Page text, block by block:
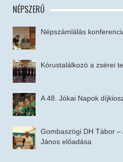
NÉPSZERŰ
Népszámlálás
Kórustalálkozó a zsérei
A 48. Jókai Napok
Gombaszögi DH Tábor
János előadása